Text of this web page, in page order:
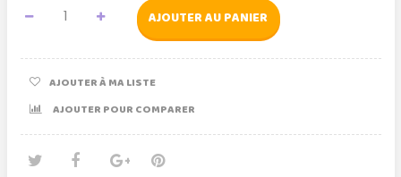
AJOUTER AU PANIER
AJOUTER À MA LISTE
AJOUTER POUR COMPARER